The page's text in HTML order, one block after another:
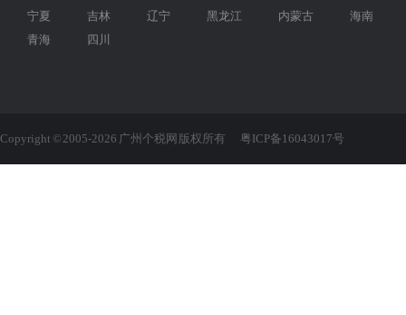
宁夏
吉林 辽宁 黑龙江 内蒙古
海南
青海
四川
Copyright © 2005-2026 广州个税网 版权所有 粤ICP备16043017号